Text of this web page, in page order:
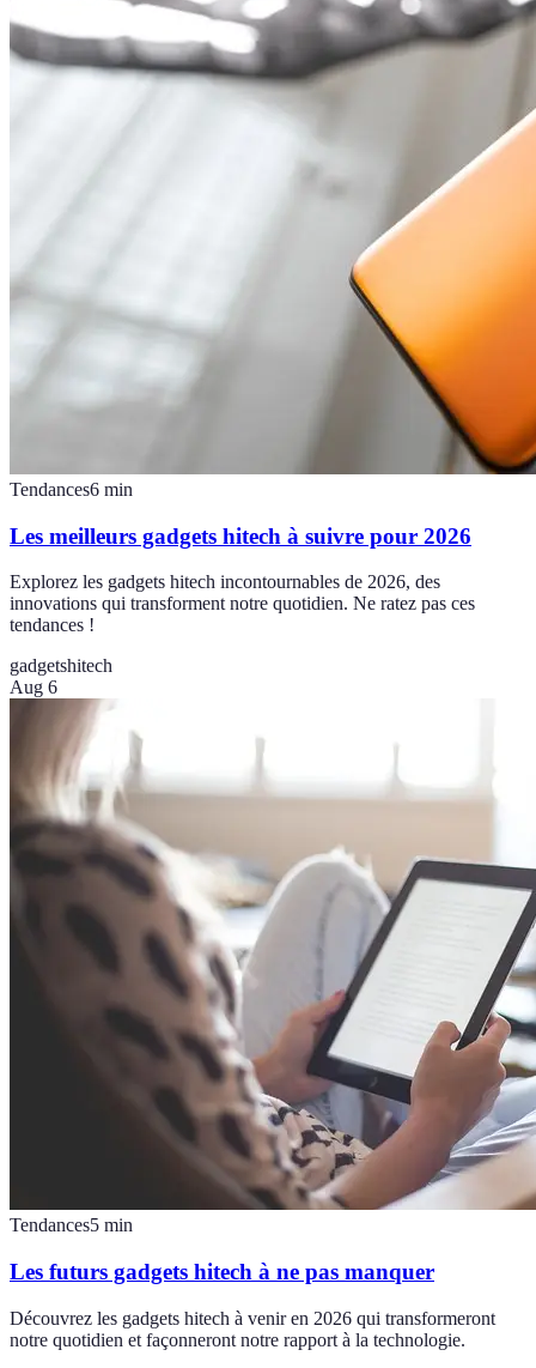
Tendances6 min
Les meilleurs gadgets hitech à suivre pour 2026
Explorez les gadgets hitech incontournables de 2026, des
innovations qui transforment notre quotidien. Ne ratez pas ces
tendances !
gadgetshitech
Aug 6
Tendances5 min
Les futurs gadgets hitech à ne pas manquer
Découvrez les gadgets hitech à venir en 2026 qui transformeront
notre quotidien et façonneront notre rapport à la technologie.